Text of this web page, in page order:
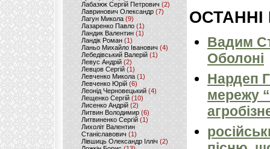
Лабазюк Сергій Петрович (2)
Лавринович Олександр(7)
Лагун Микола(9)
Лазаренко Павло (1)
Ландик Валентин (1)
Ландік Роман (1)
Ланьо Михайло Іванович(4)
Лебедівський Валерій(1)
Левус Андрій(2)
Левцов Сергій (1)
Левченко Микола (1)
Левченко Юрій (6)
Леонід Черновецький (4)
Лещенко Сергій (10)
Лисенко Андрій (2)
Литвин Володимир (6)
Литвиненко Сергій (1)
Лихоліт Валентин
Станіславович (1)
Лівшиць Олександр Ілліч (2)
ОСТАННІ
Вадим
Оболоні
Нардеп
мережу